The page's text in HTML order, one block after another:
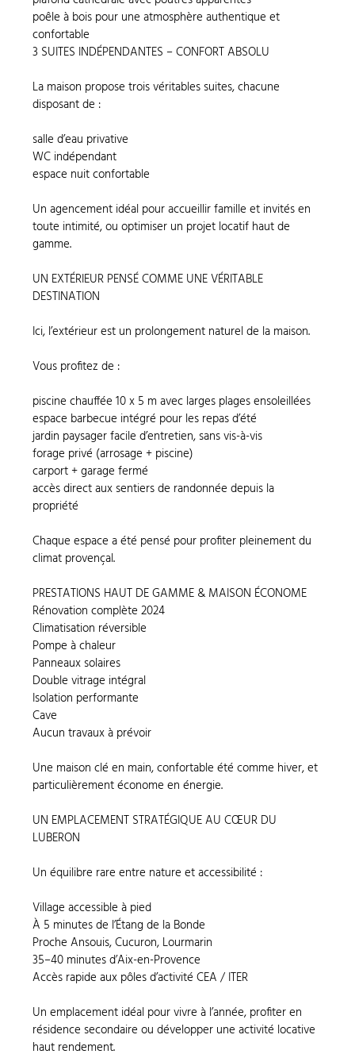
poêle à bois pour une atmosphère authentique et
confortable
3 SUITES INDÉPENDANTES – CONFORT ABSOLU
La maison propose trois véritables suites, chacune
disposant de :
salle d’eau privative
WC indépendant
espace nuit confortable
Un agencement idéal pour accueillir famille et invités en
toute intimité, ou optimiser un projet locatif haut de
gamme.
UN EXTÉRIEUR PENSÉ COMME UNE VÉRITABLE
DESTINATION
Ici, l’extérieur est un prolongement naturel de la maison.
Vous profitez de :
piscine chauffée 10 x 5 m avec larges plages ensoleillées
espace barbecue intégré pour les repas d’été
jardin paysager facile d’entretien, sans vis-à-vis
forage privé (arrosage + piscine)
carport + garage fermé
accès direct aux sentiers de randonnée depuis la
propriété
Chaque espace a été pensé pour profiter pleinement du
climat provençal.
PRESTATIONS HAUT DE GAMME & MAISON ÉCONOME
Rénovation complète 2024
Climatisation réversible
Pompe à chaleur
Panneaux solaires
Double vitrage intégral
Isolation performante
Cave
Aucun travaux à prévoir
Une maison clé en main, confortable été comme hiver, et
particulièrement économe en énergie.
UN EMPLACEMENT STRATÉGIQUE AU CŒUR DU
LUBERON
Un équilibre rare entre nature et accessibilité :
Village accessible à pied
À 5 minutes de l’Étang de la Bonde
Proche Ansouis, Cucuron, Lourmarin
35–40 minutes d’Aix-en-Provence
Accès rapide aux pôles d’activité CEA / ITER
Un emplacement idéal pour vivre à l’année, profiter en
résidence secondaire ou développer une activité locative
haut rendement.